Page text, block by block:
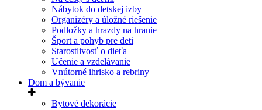
Nábytok do detskej izby
Organizéry a úložné riešenie
Podložky a hrazdy na hranie
Šport a pohyb pre deti
Starostlivosť o dieťa
Učenie a vzdelávanie
Vnútorné ihrisko a rebriny
Dom a bývanie
Bytové dekorácie